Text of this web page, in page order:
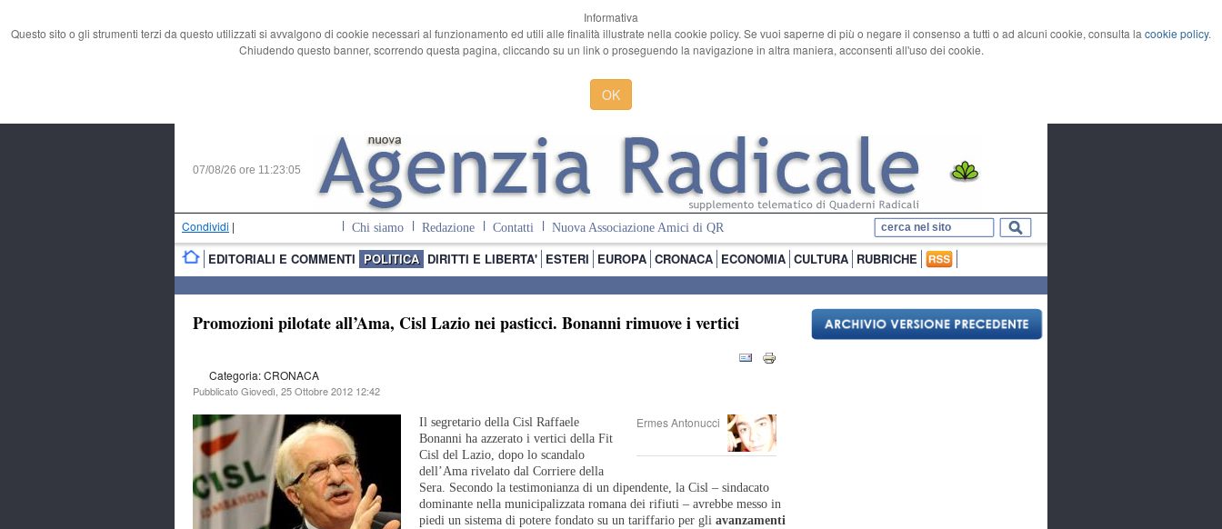
Informativa
Questo sito o gli strumenti terzi da questo utilizzati si avvalgono di cookie necessari al funzionamento ed utili alle finalità illustrate nella cookie policy. Se vuoi saperne di più o negare il consenso a tutti o ad alcuni cookie, consulta la cookie policy.
Chiudendo questo banner, scorrendo questa pagina, cliccando su un link o proseguendo la navigazione in altra maniera, acconsenti all'uso dei cookie.
OK
07/08/26 ore 11:23:06
Condividi | Chi siamo Redazione Contatti Nuova Associazione Amici di QR
EDITORIALI E COMMENTI POLITICA DIRITTI E LIBERTA' ESTERI EUROPA CRONACA ECONOMIA CULTURA RUBRICHE
Promozioni pilotate all’Ama, Cisl Lazio nei pasticci. Bonanni rimuove i vertici
Categoria: CRONACA
Pubblicato Giovedì, 25 Ottobre 2012 12:42
Ermes Antonucci
Il segretario della Cisl Raffaele
Bonanni ha azzerato i vertici della Fit
Cisl del Lazio, dopo lo scandalo
dell’Ama rivelato dal Corriere della
Sera. Secondo la testimonianza di un dipendente, la Cisl – sindacato
dominante nella municipalizzata romana dei rifiuti – avrebbe messo in
piedi un sistema di potere fondato su un tariffario per gli avanzamenti